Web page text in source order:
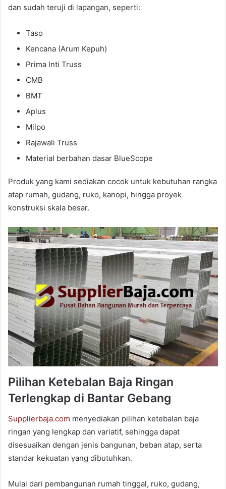
dan sudah teruji di lapangan, seperti:
Taso
Kencana (Arum Kepuh)
Prima Inti Truss
CMB
BMT
Aplus
Milpo
Rajawali Truss
Material berbahan dasar BlueScope
Produk yang kami sediakan cocok untuk kebutuhan rangka
atap rumah, gudang, ruko, kanopi, hingga proyek
konstruksi skala besar.
Pilihan Ketebalan Baja Ringan
Terlengkap di Bantar Gebang
Supplierbaja.com menyediakan pilihan ketebalan baja
ringan yang lengkap dan variatif, sehingga dapat
disesuaikan dengan jenis bangunan, beban atap, serta
standar kekuatan yang dibutuhkan.
Mulai dari pembangunan rumah tinggal, ruko, gudang,